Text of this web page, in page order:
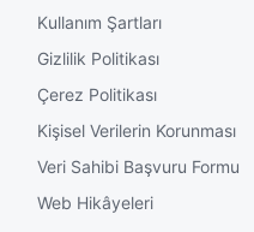
Kullanım Şartları
Gizlilik Politikası
Çerez Politikası
Kişisel Verilerin Korunması
Veri Sahibi Başvuru Formu
Web Hikâyeleri